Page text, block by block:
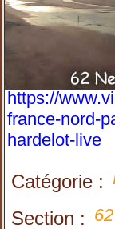
https://
france-nord-
hardelot-live
Catégorie :
Section :